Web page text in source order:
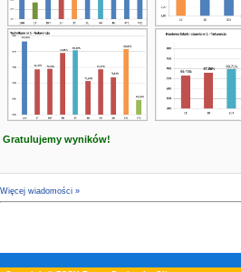
Gratulujemy wyników!
Więcej wiadomości »